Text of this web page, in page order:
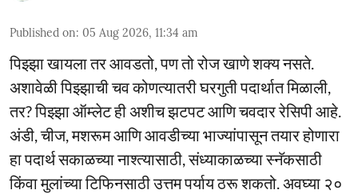
Published on: 05 Aug 2026, 11:34 am
पिझ्झा खायला तर आवडतो, पण तो रोज खाणे शक्य नसते.
अशावेळी पिझ्झाची चव कोणत्यातरी घरगुती पदार्थात मिळाली,
तर? पिझ्झा ऑम्लेट ही अशीच झटपट आणि चवदार रेसिपी आहे.
अंडी, चीज, मशरूम आणि आवडीच्या भाज्यांपासून तयार होणारा
हा पदार्थ सकाळच्या नाश्त्यासाठी, संध्याकाळच्या स्नॅकसाठी
किंवा मुलांच्या टिफिनसाठी उत्तम पर्याय ठरू शकतो. अवघ्या २०